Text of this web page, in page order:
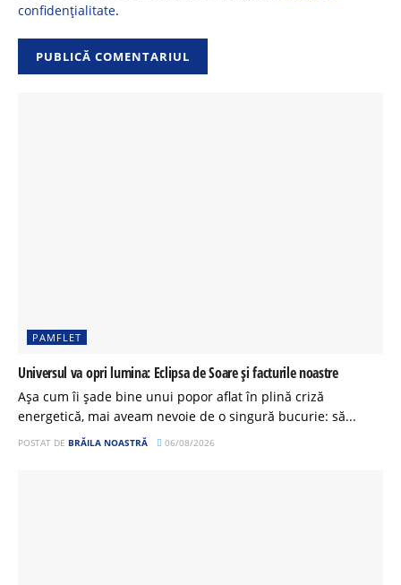
confidențialitate.
PAMFLET
Universul va opri lumina: Eclipsa de Soare și facturile noastre
Așa cum îi șade bine unui popor aflat în plină criză
energetică, mai aveam nevoie de o singură bucurie: să...
POSTAT DE BRĂILA NOASTRĂ 06/08/2026